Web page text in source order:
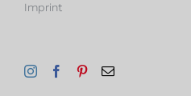
Imprint